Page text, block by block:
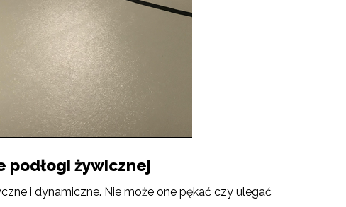
podłogi żywicznej
i dynamiczne. Nie może one pękać czy ulegać